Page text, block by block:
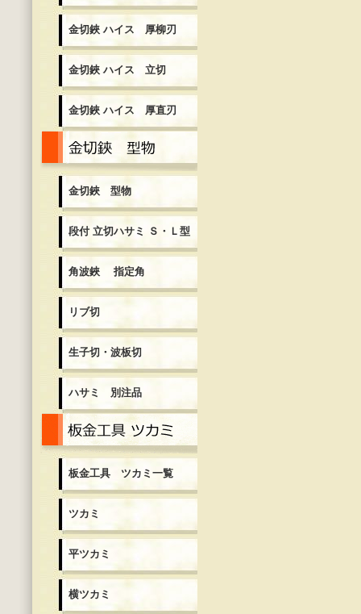
金切鋏 ハイス 厚柳刃
金切鋏 ハイス 立切
金切鋏 ハイス 厚直刃
金切鋏 型物
段付 立切ハサミ Ｓ・Ｌ型
角波鋏 指定角
リブ切
生子切・波板切
ハサミ 別注品
板金工具 ツカミ一覧
ツカミ
平ツカミ
横ツカミ